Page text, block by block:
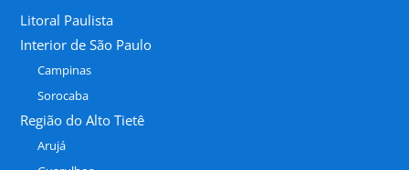
Litoral Paulista
Interior de São Paulo
Campinas
Sorocaba
Região do Alto Tietê
Arujá